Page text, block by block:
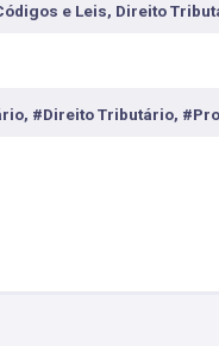
e Leis, Direito
#Direito Tributário,